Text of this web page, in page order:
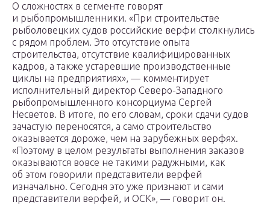
О сложностях в сегменте говорят
и рыбопромышленники. «При строительстве
рыболовецких судов российские верфи столкнулись
с рядом проблем. Это отсутствие опыта
строительства, отсутствие квалифицированных
кадров, а также устаревшие производственные
циклы на предприятиях», — комментирует
исполнительный директор Северо-Западного
рыбопромышленного консорциума Сергей
Несветов. В итоге, по его словам, сроки сдачи судов
зачастую переносятся, а само строительство
оказывается дороже, чем на зарубежных верфях.
«Поэтому в целом результаты выполнения заказов
оказываются вовсе не такими радужными, как
об этом говорили представители верфей
изначально. Сегодня это уже признают и сами
представители верфей, и ОСК», — говорит он.